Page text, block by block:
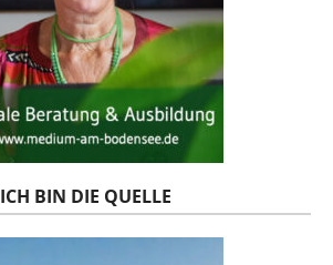
ICH BIN DIE QUELLE